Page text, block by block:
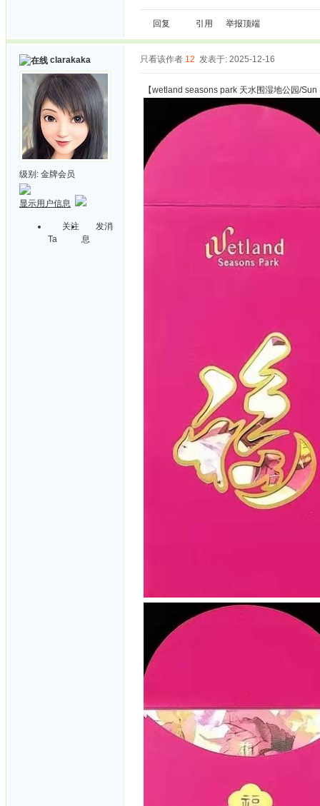
回复 引用 举报顶端
clarakaka
级别: 金牌会员
显示用户信息
关注
Ta
发消
息
只看该作者 12 发表于: 2025-12-16
【wetland seasons park 天水围湿地公园/